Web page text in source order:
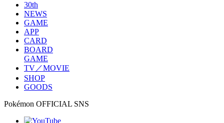
30th
NEWS
GAME
APP
CARD
BOARD
GAME
TV／MOVIE
SHOP
GOODS
Pokémon OFFICIAL SNS